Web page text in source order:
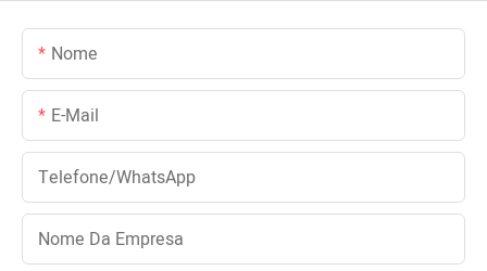
Nome
E-Mail
Telefone/WhatsApp
Nome Da Empresa